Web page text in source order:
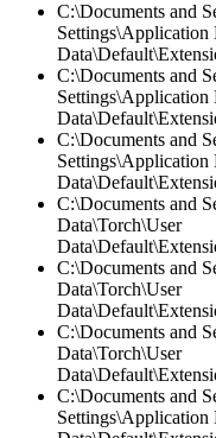
C:\Documents and
Settings\Application
C:\Documents and
Settings\Application
C:\Documents and
Settings\Application
C:\Documents and
Data\Torch\User
C:\Documents and
Data\Torch\User
C:\Documents and
Data\Torch\User
C:\Documents and
Settings\Application